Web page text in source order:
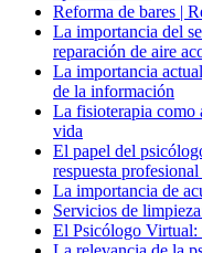
Reforma de bares |
La importancia del
reparación de aire
La importancia
de la información
La fisioterapia como
vida
El papel del
respuesta
La importancia de
Servicios de
El Psicólogo Virtual: